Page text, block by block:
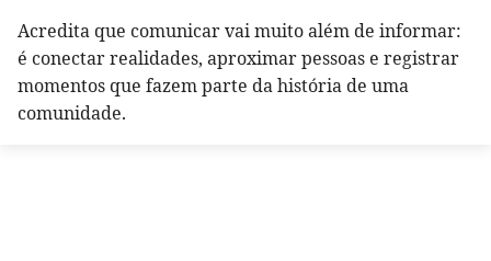
Acredita que comunicar vai muito além de informar:
é conectar realidades, aproximar pessoas e registrar
momentos que fazem parte da história de uma
comunidade.